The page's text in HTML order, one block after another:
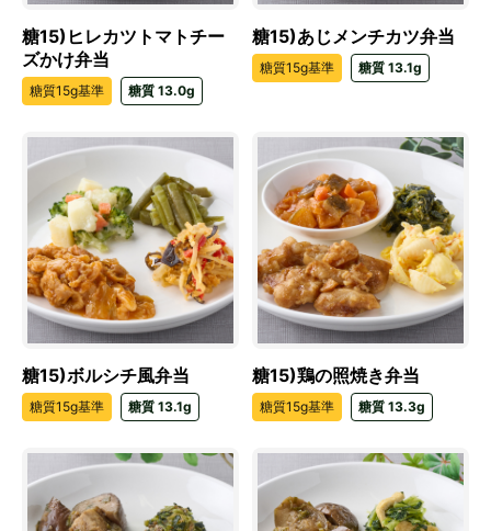
糖15)ヒレカツトマトチー
ズかけ弁当
糖質15g基準 糖質 13.0g
糖15)あじメンチカツ弁当
糖質15g基準 糖質 13.1g
糖15)ボルシチ風弁当
糖質15g基準 糖質 13.1g
糖15)鶏の照焼き弁当
糖質15g基準 糖質 13.3g